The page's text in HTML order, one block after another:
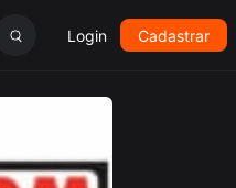
Login Cadastrar